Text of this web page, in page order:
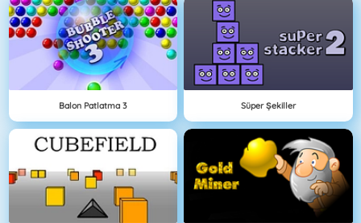
Balon Patlatma 3 Süper Şekiller